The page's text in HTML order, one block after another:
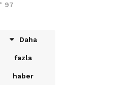
97
Daha
fazla
haber